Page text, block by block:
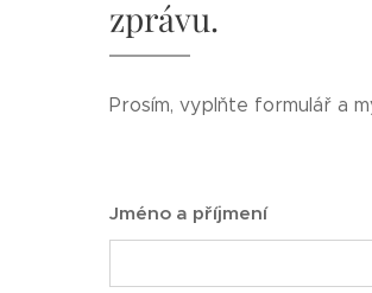
zprávu.
Prosím, vyplňte formulář a
Jméno a příjmení